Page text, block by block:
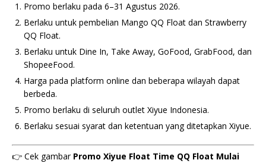
Promo berlaku pada 6–31 Agustus 2026.
Berlaku untuk pembelian Mango QQ Float dan Strawberry
QQ Float.
Berlaku untuk Dine In, Take Away, GoFood, GrabFood, dan
ShopeeFood.
Harga pada platform online dan beberapa wilayah dapat
berbeda.
Promo berlaku di seluruh outlet Xiyue Indonesia.
Berlaku sesuai syarat dan ketentuan yang ditetapkan Xiyue.
👉 Cek gambar Promo Xiyue Float Time QQ Float Mulai